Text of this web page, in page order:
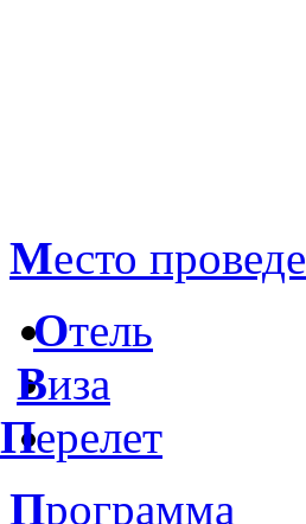
Место
Отель
Виза
Перелет
Программа